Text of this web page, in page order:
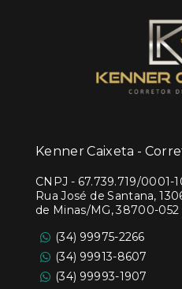
Kenner Caixeta -
CNPJ - 67.739.719/0001-
Rua José de Santana,
de Minas/MG, 38700-052
(34) 99975-2266
(34) 99913-8607
(34) 99993-1907